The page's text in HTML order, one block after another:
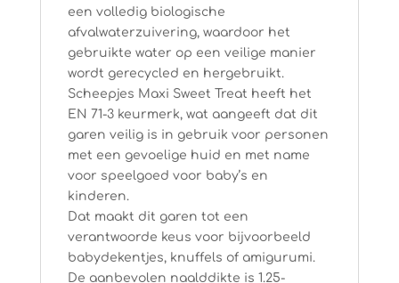
een volledig biologische
afvalwaterzuivering, waardoor het
gebruikte water op een veilige manier
wordt gerecycled en hergebruikt.
Scheepjes Maxi Sweet Treat heeft het
EN 71-3 keurmerk, wat aangeeft dat dit
garen veilig is in gebruik voor personen
met een gevoelige huid en met name
voor speelgoed voor baby’s en
kinderen.
Dat maakt dit garen tot een
verantwoorde keus voor bijvoorbeeld
babydekentjes, knuffels of amigurumi.
De aanbevolen naalddikte is 1.25-